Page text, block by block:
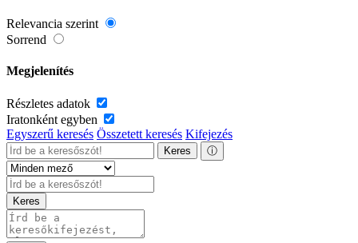
Relevancia szerint
Sorrend
Megjelenítés
Részletes adatok
Iratonként egyben
Egyszerű keresés Összetett keresés Kifejezés
Keres ⓘ
Keres